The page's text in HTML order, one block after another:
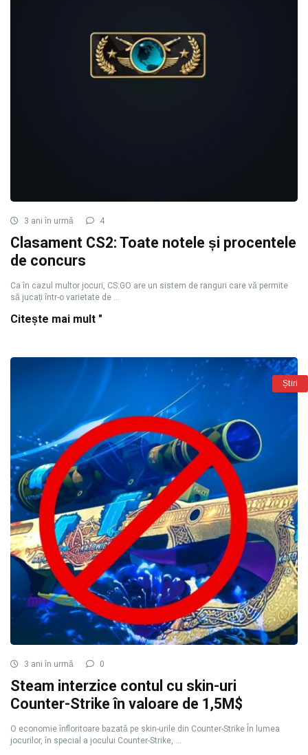
3 ani în urmă 4
Clasament CS2: Toate notele și procentele
de concurs
Ca în cazul multor jocuri, CS:GO are un sistem de ranguri care vă permite
să jucați într-o varietate de ...
Citește mai mult "
Știri
3 ani în urmă 0
Steam interzice contul cu skin-uri
Counter-Strike în valoare de 1,5M$
O economie înfloritoare bazată pe skin-urile din Counter-Strike În lumea
jocurilor, în special a jocului Counter-Strike, ...